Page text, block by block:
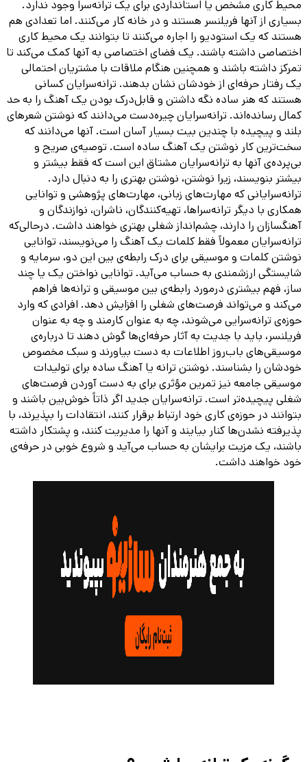
محیط کاری مشخص یا استانداردی برای یک ترانه‌سرا وجود ندارد.
بسیاری از آنها فریلنسر هستند و در خانه کار می‌کنند. اما تعدادی هم
هستند که یک استودیو را اجاره می‌کنند تا بتوانند یک محیط کاری
اختصاصی داشته باشند. یک فضای اختصاصی به آنها کمک می‌کند تا
تمرکز داشته باشند و همچنین هنگام ملاقات با مشتریان احتمالی
یک رفتار حرفه‌ای از خودشان نشان بدهند. ترانه‌سرایان کسانی
هستند که هنر ساده نگه داشتن و قابل‌درک بودن یک آهنگ را به حد
کمال رسانده‌اند. ترانه‌سرایان چیره‌دست می‌دانند که نوشتن شعرهای
بلند و پیچیده با چندین بیت بسیار آسان است. آنها می‌دانند که
سخت‌ترین کار نوشتن یک آهنگ ساده است. توصیه‌ی صریح و
بی‌پرده‌ی آنها به ترانه‌سرایان مشتاق این است که فقط بیشتر و
بیشتر بنویسند، زیرا نوشتن، نوشتن بهتری را به دنبال دارد.
ترانه‌سرایانی که مهارت‌های زبانی، مهارت‌های پژوهشی و توانایی
همکاری با دیگر ترانه‌سراها، تهیه‌کنندگان، ناشران، نوازندگان و
آهنگسازان را دارند، چشم‌انداز شغلی بهتری خواهند داشت. درحالی‌که
ترانه‌سرایان معمولاً فقط کلمات یک آهنگ را می‌نویسند، توانایی
نوشتن کلمات و موسیقی برای درک رابطه‌ی بین این دو، سرمایه و
شایستگی ارزشمندی به حساب می‌آید. توانایی نواختن یک یا چند
ساز، فهم بیشتری درمورد رابطه‌ی بین موسیقی و ترانه‌ها فراهم
می‌کند و می‌تواند فرصت‌های شغلی را افزایش دهد. افرادی که وارد
حوزه‌ی ترانه‌سرایی می‌شوند، چه به عنوان کارمند و چه به عنوان
فریلنسر، باید با جدیت به آثار حرفه‌ای‌ها گوش دهند تا درباره‌ی
موسیقی‌های باب‌روز اطلاعات به دست بیاورند و سبک مخصوص
خودشان را بشناسند. نوشتن ترانه یا آهنگ ساده برای تولیدات
موسیقی جامعه نیز تمرین مؤثری برای به دست آوردن فرصت‌های
شغلی پیچیده‌تر است. ترانه‌سرایان جدید اگر ذاتاً خوش‌بین باشند و
بتوانند در حوزه‌ی کاری خود ارتباط برقرار کنند، انتقادات را بپذیرند، با
پذیرفته نشدن‌ها کنار بیایند و آنها را مدیریت کنند، و پشتکار داشته
باشند، یک مزیت برایشان به حساب می‌آید و شروع خوبی در حرفه‌ی
خود خواهند داشت.